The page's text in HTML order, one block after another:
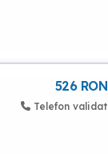
526 RON
Telefon validat